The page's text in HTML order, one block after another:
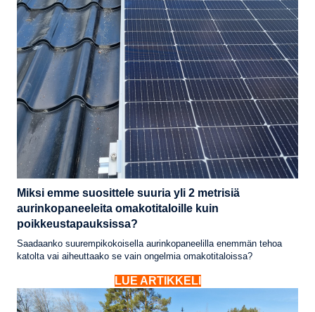
Miksi emme suosittele suuria yli 2 metrisiä
aurinkopaneeleita omakotitaloille kuin
poikkeustapauksissa?
Saadaanko suurempikokoisella aurinkopaneelilla enemmän tehoa
katolta vai aiheuttaako se vain ongelmia omakotitaloissa?
LUE ARTIKKELI